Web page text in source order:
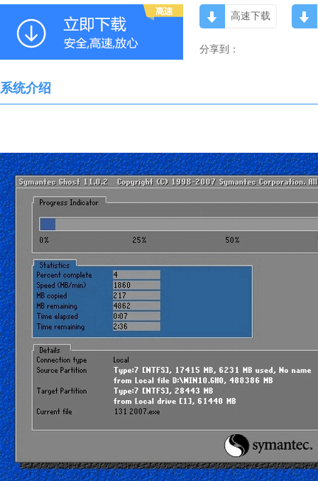
高速下载
分享到：
系统介绍